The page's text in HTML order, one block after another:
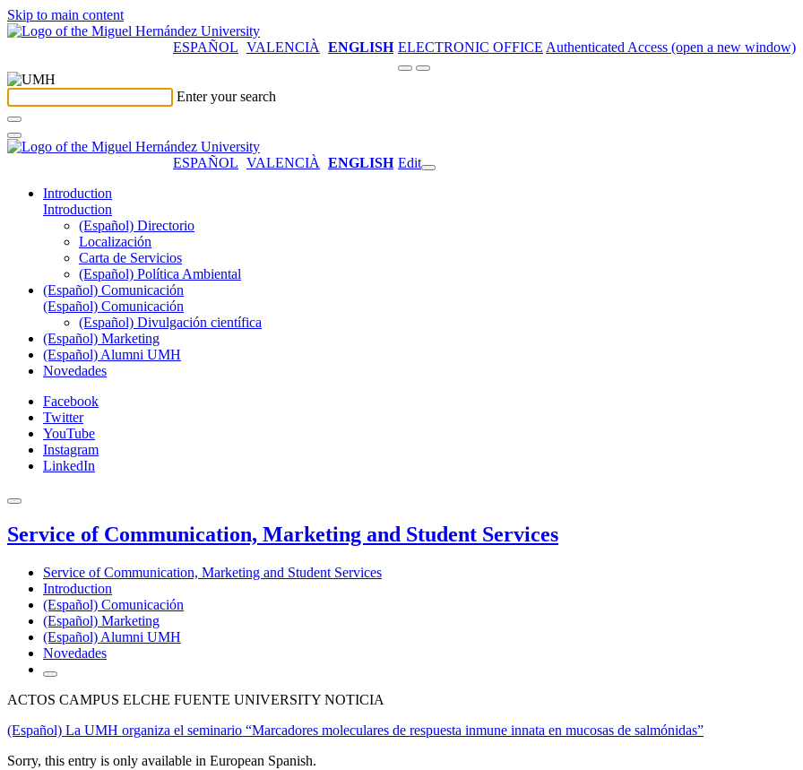
Skip to main content
ESPAÑOL VALENCIÀ ENGLISH ELECTRONIC OFFICE Authenticated Access (open a new window)
Enter your search
ESPAÑOL VALENCIÀ ENGLISH Edit
Introduction
Introduction
(Español) Directorio
Localización
Carta de Servicios
(Español) Política Ambiental
(Español) Comunicación
(Español) Comunicación
(Español) Divulgación científica
(Español) Marketing
(Español) Alumni UMH
Novedades
Facebook
Twitter
YouTube
Instagram
LinkedIn
Service of Communication, Marketing and Student Services
Service of Communication, Marketing and Student Services
Introduction
(Español) Comunicación
(Español) Marketing
(Español) Alumni UMH
Novedades
ACTOS CAMPUS ELCHE FUENTE UNIVERSITY NOTICIA
(Español) La UMH organiza el seminario “Marcadores moleculares de respuesta inmune innata en mucosas de salmónidas”
Sorry, this entry is only available in European Spanish.